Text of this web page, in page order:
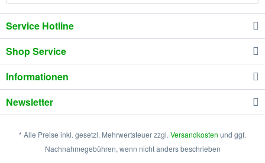
Service Hotline
Shop Service
Informationen
Newsletter
* Alle Preise inkl. gesetzl. Mehrwertsteuer zzgl. Versandkosten und ggf.
Nachnahmegebühren, wenn nicht anders beschrieben